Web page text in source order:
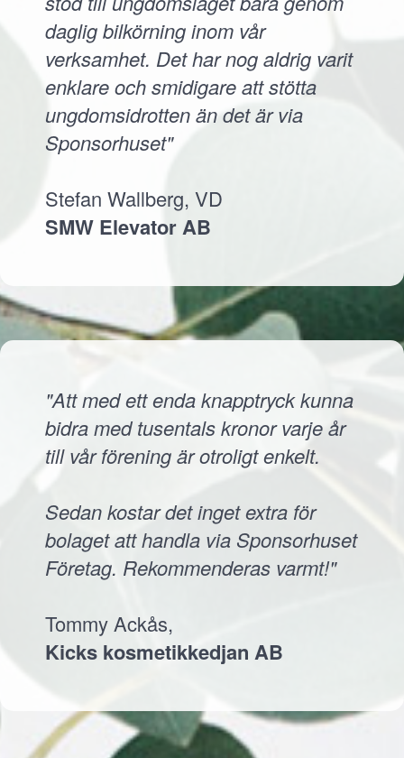
daglig bilkörning inom vår
verksamhet. Det har nog aldrig varit
enklare och smidigare att stötta
ungdomsidrotten än det är via
Sponsorhuset"
Stefan Wallberg, VD
SMW Elevator AB
"Att med ett enda knapptryck kunna
bidra med tusentals kronor varje år
till vår förening är otroligt enkelt.
Sedan kostar det inget extra för
bolaget att handla via Sponsorhuset
Företag. Rekommenderas varmt!"
Tommy Ackås,
Kicks kosmetikkedjan AB